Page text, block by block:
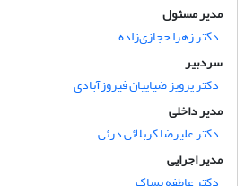
مدیر مسئول
دکتر زهرا حجازی‌زاده
سردبیر
دکتر پرویز ضیاییان فیروزآبادی
مدیر داخلی
دکتر علیرضا کربلائی درئی
مدیر اجرایی